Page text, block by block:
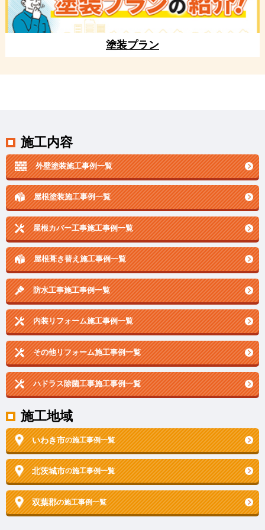
塗装プラン
施工内容
外壁塗装施工事例一覧
屋根塗装施工事例一覧
屋根カバー工事施工事例一覧
屋根葺き替え施工事例一覧
防水工事施工事例一覧
内装リフォーム施工事例一覧
その他リフォーム施工事例一覧
ハドラス除菌工事施工事例一覧
施工地域
いわき市の施工事例一覧
北茨城市の施工事例一覧
双葉郡の施工事例一覧